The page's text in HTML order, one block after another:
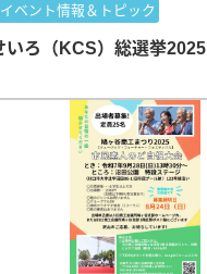
イベント情報＆トピック
いろ（KCS）総選挙2025